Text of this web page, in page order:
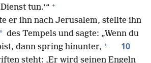
tun.‘“ +
er ihn nach Jerusalem, stellte ihn
* des Tempels und sagte: „Wenn du
dann spring hinunter, + 10
steht: ‚Er wird seinen Engeln